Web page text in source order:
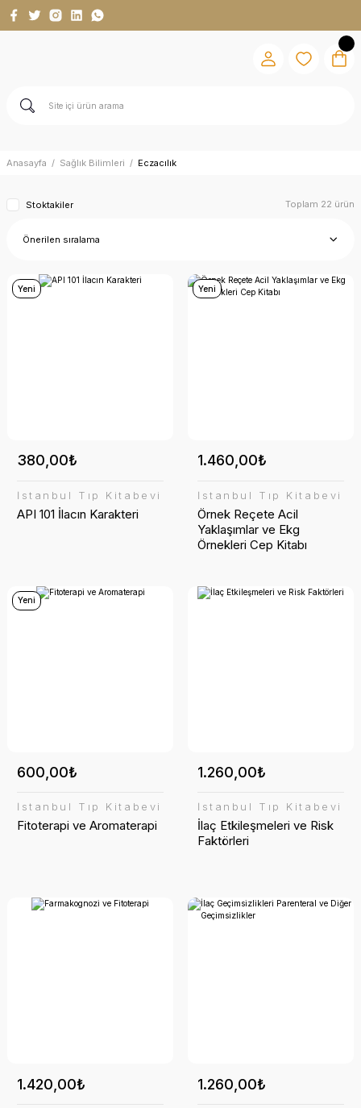
Anasayfa Sağlık Bilimleri Eczacılık
Stoktakiler Toplam 22 ürün
Yeni
380,00₺
İstanbul Tıp Kitabevi
API 101 İlacın Karakteri
Yeni
1.460,00₺
İstanbul Tıp Kitabevi
Örnek Reçete Acil
Yaklaşımlar ve Ekg
Örnekleri Cep Kitabı
Yeni
600,00₺
İstanbul Tıp Kitabevi
Fitoterapi ve Aromaterapi
1.260,00₺
İstanbul Tıp Kitabevi
İlaç Etkileşmeleri ve Risk
Faktörleri
1.420,00₺ 1.260,00₺